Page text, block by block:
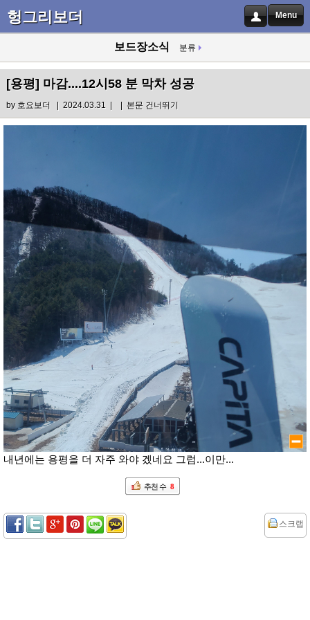
헝그리보더 Menu
보드장소식 분류
[용평] 마감....12시58 분 막차 성공
by 호요보더 | 2024.03.31 | | 본문 건너뛰기
내년에는 용평을 더 자주 와야 겠네요 그럼...이만...
추천 수 8
스크랩